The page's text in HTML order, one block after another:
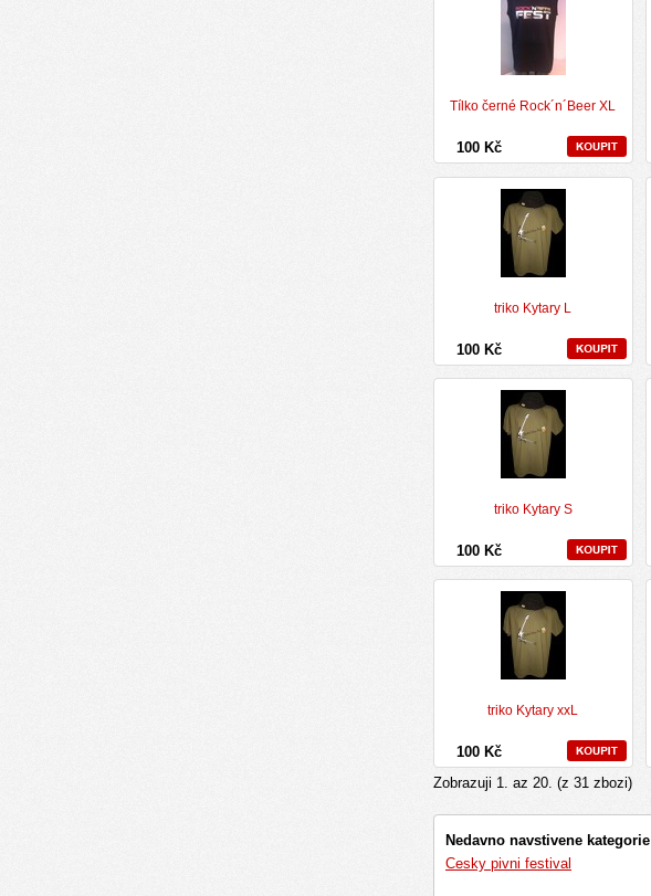
Tílko černé Rock´n´Beer XL
100 Kč
triko Kytary L
100 Kč
triko Kytary S
100 Kč
triko Kytary xxL
100 Kč
Zobrazuji 1. az 20. (z 31 zbozi)
Nedavno navstivene kategorie
Cesky pivni festival